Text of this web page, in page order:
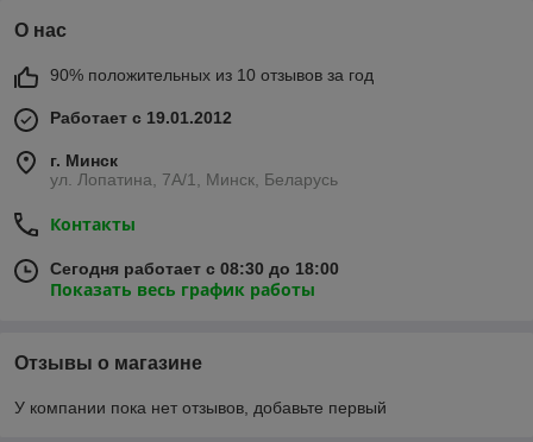
О нас
90% положительных из 10 отзывов за год
Работает с 19.01.2012
г. Минск
ул. Лопатина, 7А/1, Минск, Беларусь
Контакты
Сегодня работает с 08:30 до 18:00
Показать весь график работы
Отзывы о магазине
У компании пока нет отзывов, добавьте первый